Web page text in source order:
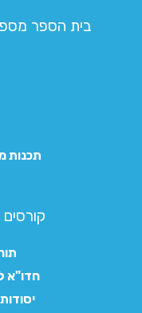
בית הספר
תכנות
חדו"א
יסודות